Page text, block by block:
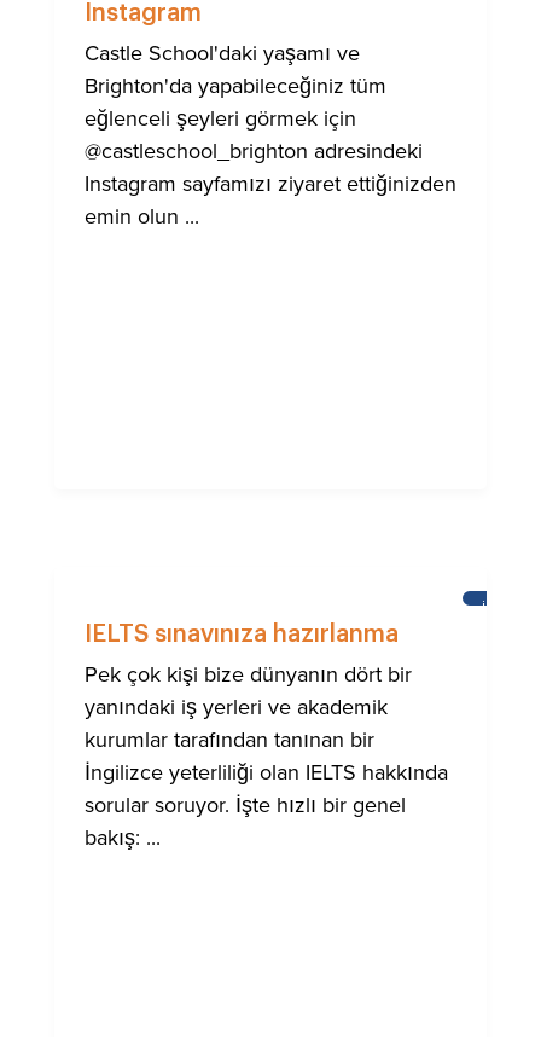
Instagram
Castle School'daki yaşamı ve
Brighton'da yapabileceğiniz tüm
eğlenceli şeyleri görmek için
@castleschool_brighton adresindeki
Instagram sayfamızı ziyaret ettiğinizden
emin olun ...
IELTS sınavınıza hazırlanma
Pek çok kişi bize dünyanın dört bir
yanındaki iş yerleri ve akademik
kurumlar tarafından tanınan bir
İngilizce yeterliliği olan IELTS hakkında
sorular soruyor. İşte hızlı bir genel
bakış: ...